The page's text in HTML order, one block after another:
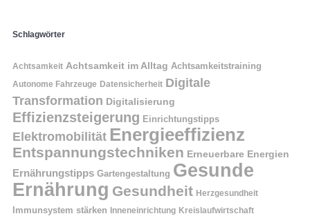
Schlagwörter
Achtsamkeit Achtsamkeit im Alltag Achtsamkeitstraining
Autonome Fahrzeuge Datensicherheit Digitale
Transformation Digitalisierung
Effizienzsteigerung Einrichtungstipps
Elektromobilität Energieeffizienz
Entspannungstechniken Erneuerbare Energien
Ernährungstipps Gartengestaltung Gesunde
Ernährung Gesundheit Herzgesundheit
Immunsystem stärken Inneneinrichtung Kreislaufwirtschaft